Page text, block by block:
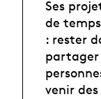
Ses
de
: rester
partager
venir